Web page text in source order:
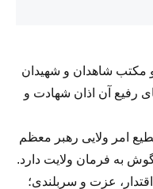
مکتب شاهدان و شهیدان
رفیع آن اذان شهادت و
امر ولایی رهبر معظم
به فرمان ولایت دارد.
عزت و سربلندی؛